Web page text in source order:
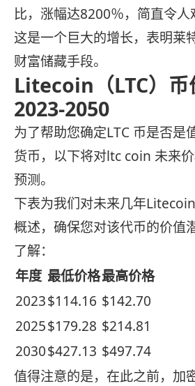
比，涨幅达8200％，简直令人
这是一个巨大的增长，表明莱
财富储藏手段。
Litecoin（LTC）币
2023-2050
为了帮助您确定LTC 币是否是
货币，以下将对ltc coin 未来
预测。
下表为我们对未来几年
概述，确保您对该代币的价值
了解：
年度 最低价格最高价格
2023$114.16 $142.70
2025$179.28 $214.81
2030$427.13 $497.74
值得注意的是，在此之前，加